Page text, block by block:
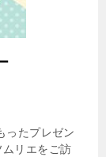
ったプレゼン
ムリエをご訪